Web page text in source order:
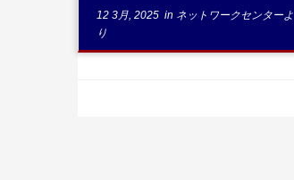
12 3月, 2025 in ネットワークセンターよ
り